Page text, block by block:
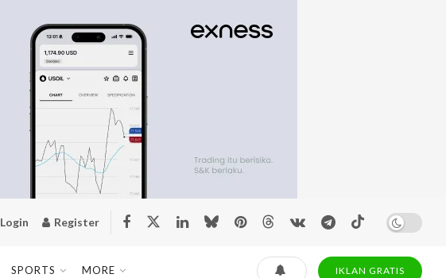
Login Register
SPORTS MORE IKLAN GRATIS